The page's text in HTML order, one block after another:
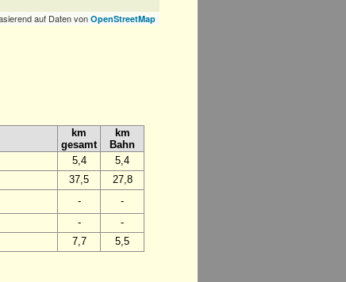
auf Daten vonOpenStreetMap
km
gesamt
km
Bahn
5,4
5,4
37,5
27,8
-
-
-
-
7,7 5,5